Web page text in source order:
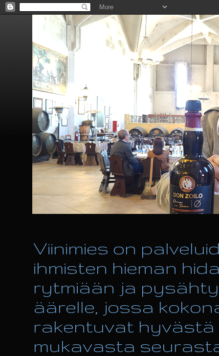
Viinimies on
ihmisten hieman
rytmiään ja
äärelle, jossa
rakentuvat hyvästä
mukavasta